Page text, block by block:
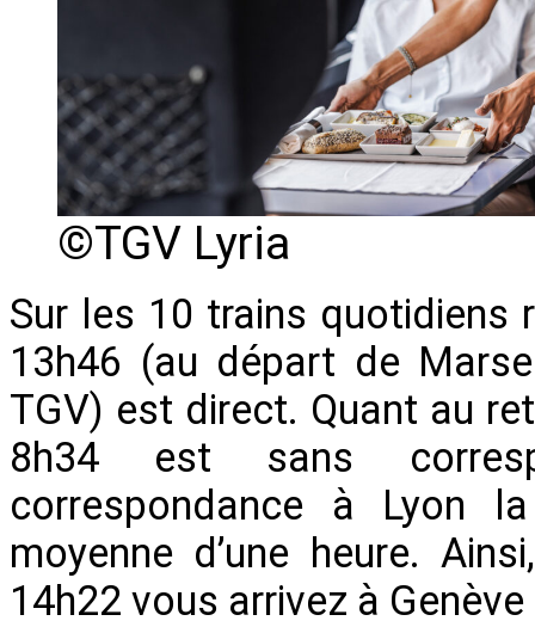
©TGV Lyria
Sur les 10 trains quotidiens
13h46 (au départ de
TGV) est direct. Quant au
8h34 est sans
correspondance à Lyon
moyenne d’une heure.
14h22 vous arrivez à